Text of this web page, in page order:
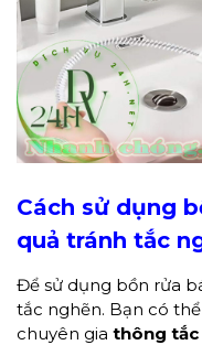
Cách sử dụng
quả tránh tắc
Để sử dụng bồn rửa
tắc nghẽn. Bạn có
chuyên gia thông tắc